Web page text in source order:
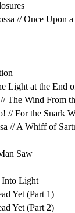
// Once Upon
Light at the End
The Wind From
// For the Snark
// A Whiff of
Saw
Into Light
Yet (Part 1)
Yet (Part 2)